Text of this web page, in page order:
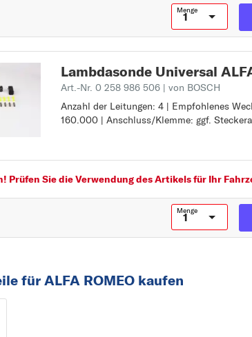
Menge
Lambdasonde Universal
Art.-Nr. 0 258 986 506 | von BOSCH
Anzahl der Leitungen: 4 | Empfohlenes
160.000 | Anschluss/Klemme: ggf.
Anzahl der Leitungen: 4
Empfohlenes Wechselintervall [km]:
Prüfen Sie die Verwendung des Artikels für Ihr
Menge
für ALFA ROMEO kaufen